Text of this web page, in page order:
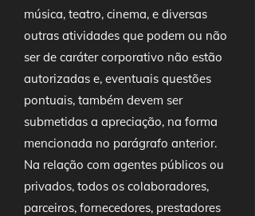
música, teatro, cinema, e diversas
outras atividades que podem ou não
ser de caráter corporativo não estão
autorizadas e, eventuais questões
pontuais, também devem ser
submetidas a apreciação, na forma
mencionada no parágrafo anterior.
Na relação com agentes públicos ou
privados, todos os colaboradores,
parceiros, fornecedores, prestadores